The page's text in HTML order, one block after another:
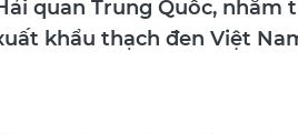
quan Trung Quốc, nhằm
khẩu thạch đen Việt